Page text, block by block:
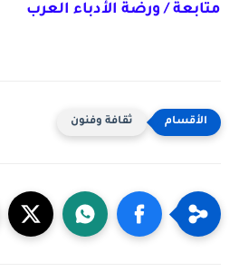
متابعة / ورضة الأدباء العرب
ثقافة وفنون